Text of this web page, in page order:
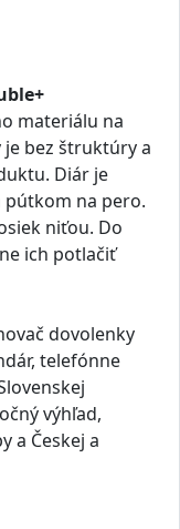
materiálu na
bez štruktúry a
Diár je
na pero.
niťou. Do
ich potlačiť
dovolenky
telefónne
výhľad,
a Českej a